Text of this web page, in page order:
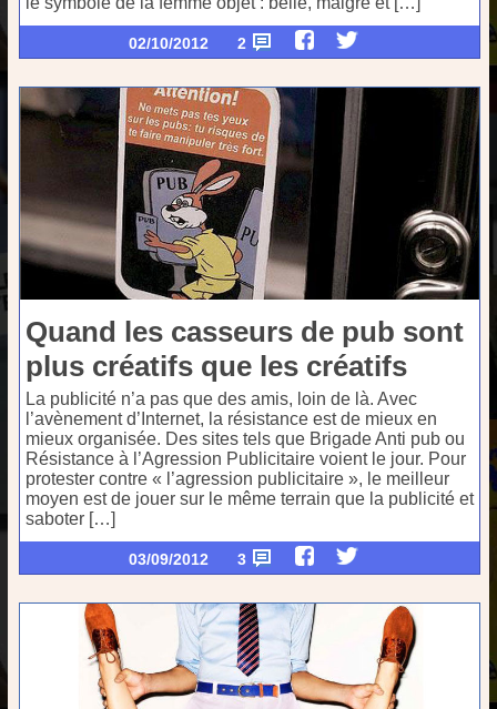
02/10/2012 2
Quand les casseurs de pub sont
plus créatifs que les créatifs
La publicité n’a pas que des amis, loin de là. Avec
l’avènement d’Internet, la résistance est de mieux en
mieux organisée. Des sites tels que Brigade Anti pub ou
Résistance à l’Agression Publicitaire voient le jour. Pour
protester contre « l’agression publicitaire », le meilleur
moyen est de jouer sur le même terrain que la publicité et
saboter […]
03/09/2012 3